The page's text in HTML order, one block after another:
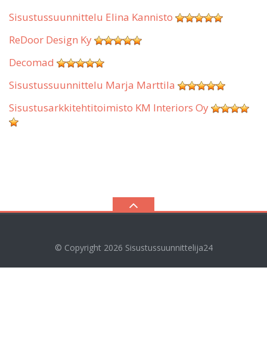
Sisustussuunnittelu Elina Kannisto
ReDoor Design Ky
Decomad
Sisustussuunnittelu Marja Marttila
Sisustusarkkitehtitoimisto KM Interiors Oy
© Copyright 2026 Sisustussuunnittelija24